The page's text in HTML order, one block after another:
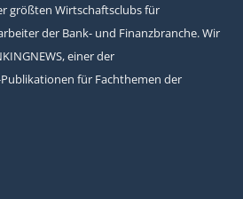
größten Wirtschaftsclubs für
der Bank- und Finanzbranche. Wir
einer der
für Fachthemen der